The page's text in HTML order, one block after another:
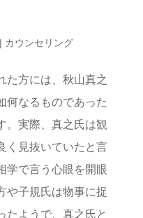
| カウンセリング
た方には、秋山真之
何なるものであった
。実際、真之氏は観
く見抜いていたと言
学で言う心眼を開眼
や子規氏は物事に捉
たようで、真之氏と